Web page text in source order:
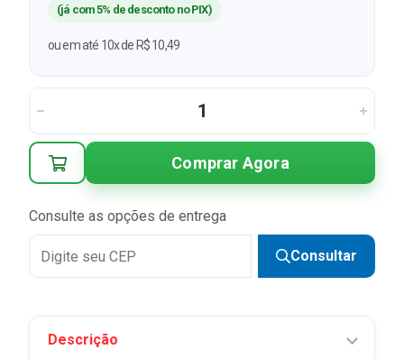
(já com 5% de desconto no PIX)
ou em até 10x de R$ 10,49
Comprar Agora
Consulte as opções de entrega
Consultar
Descrição